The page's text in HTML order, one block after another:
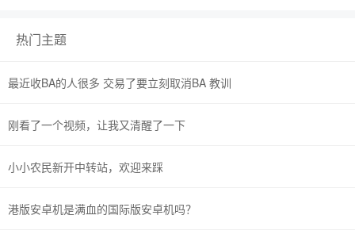
热门主题
最近收BA的人很多 交易了要立刻取消BA 教训
刚看了一个视频，让我又清醒了一下
小小农民新开中转站，欢迎来踩
港版安卓机是满血的国际版安卓机吗？